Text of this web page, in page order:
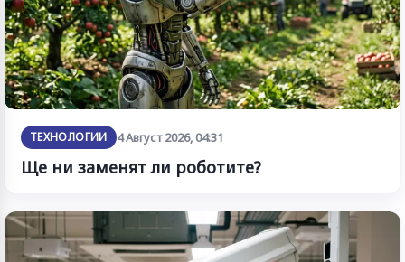
ТЕХНОЛОГИИ 4 Август 2026, 04:31
Ще ни заменят ли роботите?